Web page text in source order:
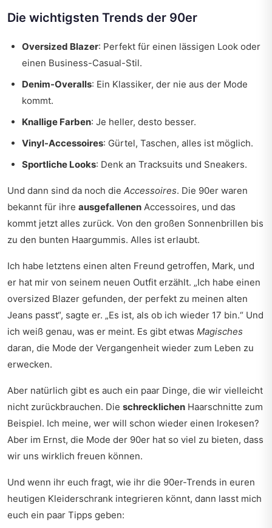
Die wichtigsten Trends der 90er
Oversized Blazer: Perfekt für einen lässigen Look oder
einen Business-Casual-Stil.
Denim-Overalls: Ein Klassiker, der nie aus der Mode
kommt.
Knallige Farben: Je heller, desto besser.
Vinyl-Accessoires: Gürtel, Taschen, alles ist möglich.
Sportliche Looks: Denk an Tracksuits und Sneakers.
Und dann sind da noch die Accessoires. Die 90er waren
bekannt für ihre ausgefallenen Accessoires, und das
kommt jetzt alles zurück. Von den großen Sonnenbrillen bis
zu den bunten Haargummis. Alles ist erlaubt.
Ich habe letztens einen alten Freund getroffen, Mark, und
er hat mir von seinem neuen Outfit erzählt. „Ich habe einen
oversized Blazer gefunden, der perfekt zu meinen alten
Jeans passt“, sagte er. „Es ist, als ob ich wieder 17 bin.“ Und
ich weiß genau, was er meint. Es gibt etwas Magisches
daran, die Mode der Vergangenheit wieder zum Leben zu
erwecken.
Aber natürlich gibt es auch ein paar Dinge, die wir vielleicht
nicht zurückbrauchen. Die schrecklichen Haarschnitte zum
Beispiel. Ich meine, wer will schon wieder einen Irokesen?
Aber im Ernst, die Mode der 90er hat so viel zu bieten, dass
wir uns wirklich freuen können.
Und wenn ihr euch fragt, wie ihr die 90er-Trends in euren
heutigen Kleiderschrank integrieren könnt, dann lasst mich
euch ein paar Tipps geben: